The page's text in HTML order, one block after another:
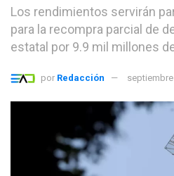
Los rendimientos servirán
para la recompra parcial de
estatal por 9.9 mil millones
por Redacción